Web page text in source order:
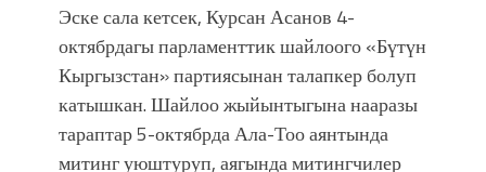
Эске сала кетсек, Курсан Асанов 4-
октябрдагы парламенттик шайлоого «Бүтүн
Кыргызстан» партиясынан талапкер болуп
катышкан. Шайлоо жыйынтыгына нааразы
тараптар 5-октябрда Ала-Тоо аянтында
митинг уюштуруп, аягында митингчилер